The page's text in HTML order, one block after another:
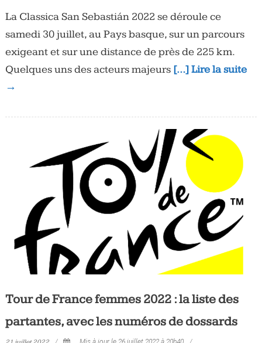
La Classica San Sebastián 2022 se déroule ce
samedi 30 juillet, au Pays basque, sur un parcours
exigeant et sur une distance de près de 225 km.
Quelques uns des acteurs majeurs […] Lire la suite
→
Tour de France femmes 2022 : la liste des
partantes, avec les numéros de dossards